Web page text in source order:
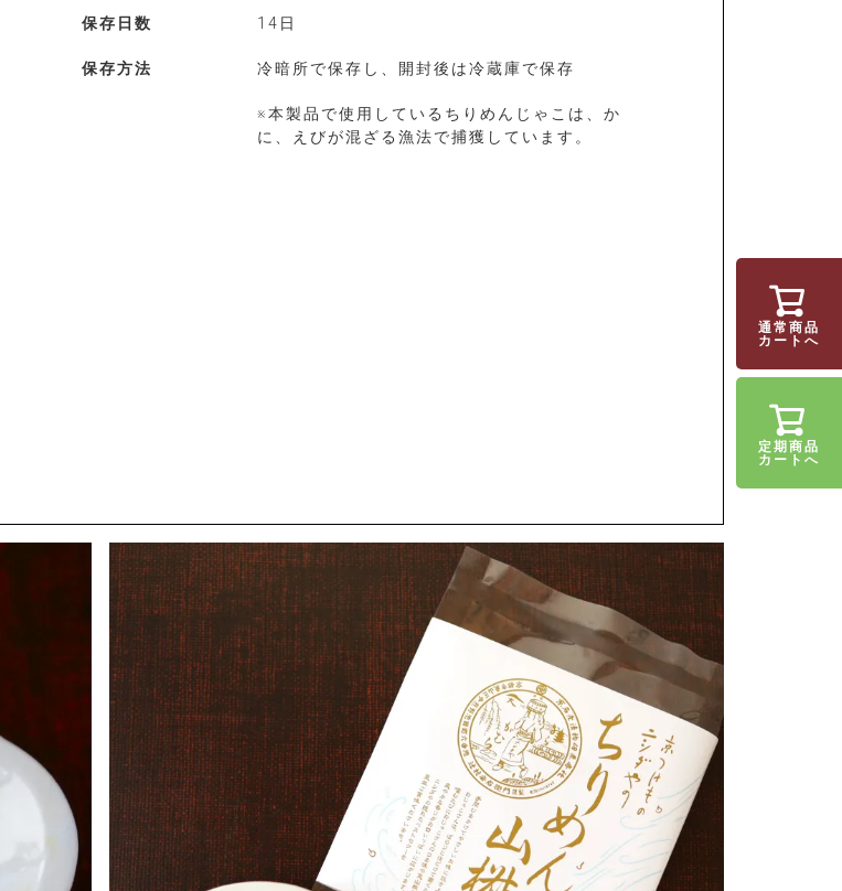
保存日数 14日
保存方法 冷暗所で保存し、開封後は冷蔵庫で保存
※本製品で使用しているちりめんじゃこは、か
に、えびが混ざる漁法で捕獲しています。
通常商品
カートへ
定期商品
カートへ